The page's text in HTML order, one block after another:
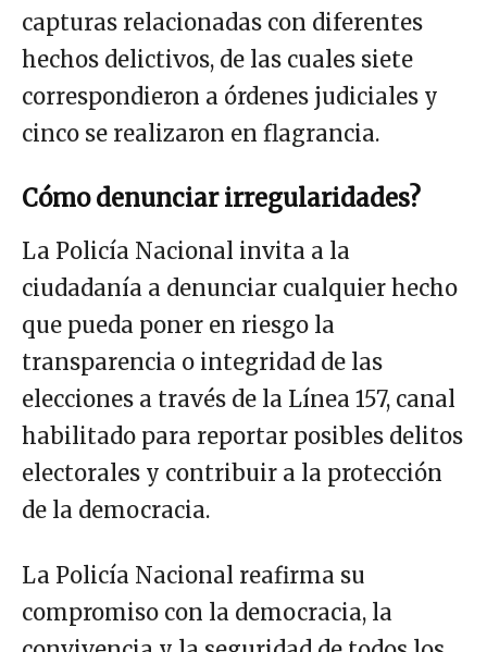
capturas relacionadas con diferentes
hechos delictivos, de las cuales siete
correspondieron a órdenes judiciales y
cinco se realizaron en flagrancia.
Cómo denunciar irregularidades?
La Policía Nacional invita a la
ciudadanía a denunciar cualquier hecho
que pueda poner en riesgo la
transparencia o integridad de las
elecciones a través de la Línea 157, canal
habilitado para reportar posibles delitos
electorales y contribuir a la protección
de la democracia.
La Policía Nacional reafirma su
compromiso con la democracia, la